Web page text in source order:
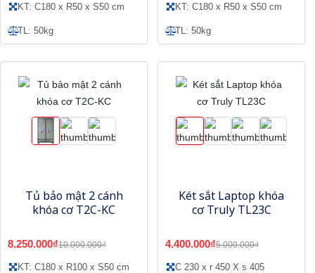
KT: C180 x R50 x S50 cm
TL: 50kg
KT: C180 x R50 x S50 cm
TL: 50kg
Tủ bảo mật 2 cánh
khóa cơ T2C-KC
8.250.000₫10.000.000₫
KT: C180 x R100 x S50 cm
Két sắt Laptop khóa
cơ Truly TL23C
4.400.000₫5.000.000₫
C 230 x r 450 X s 405